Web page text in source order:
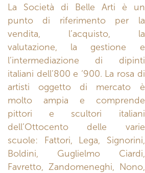
La Società di Belle Arti è un
punto di riferimento per la
vendita, l’acquisto, la
valutazione, la gestione e
l’intermediazione di dipinti
italiani dell’800 e ‘900. La rosa di
artisti oggetto di mercato è
molto ampia e comprende
pittori e scultori italiani
dell’Ottocento delle varie
scuole: Fattori, Lega, Signorini,
Boldini, Guglielmo Ciardi,
Favretto, Zandomeneghi, Nono,